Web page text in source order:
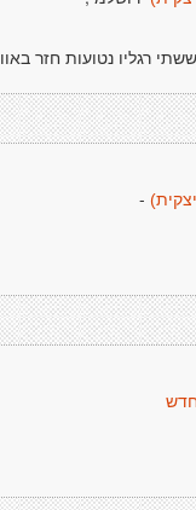
רגליו נטועות חזר
-